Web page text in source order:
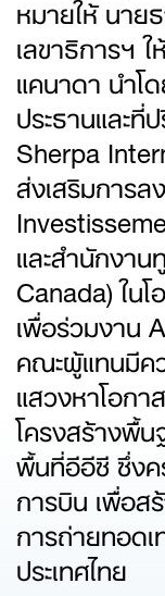
หมายให้ นาย
เลขาธิการฯ
แคนาดา นำโ
ประธานและ
Sherpa
ส่งเสริมการล
และสำนักงา
Canada) ในโ
เพื่อร่วมงาน
คณะผู้แทนมีค
แสวงหาโอกา
โครงสร้างพื้น
พื้นที่อีอีซี ซึ่งค
การบิน เพื่อส
การถ่ายทอด
ประเทศไทย